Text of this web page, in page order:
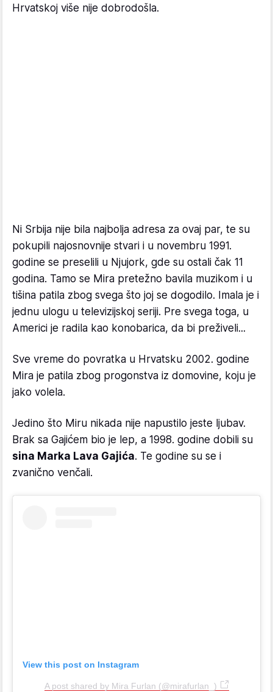
Hrvatskoj više nije dobrodošla.
Ni Srbija nije bila najbolja adresa za ovaj par, te su
pokupili najosnovnije stvari i u novembru 1991.
godine se preselili u Njujork, gde su ostali čak 11
godina. Tamo se Mira pretežno bavila muzikom i u
tišina patila zbog svega što joj se dogodilo. Imala je i
jednu ulogu u televizijskoj seriji. Pre svega toga, u
Americi je radila kao konobarica, da bi preživeli...
Sve vreme do povratka u Hrvatsku 2002. godine
Mira je patila zbog progonstva iz domovine, koju je
jako volela.
Jedino što Miru nikada nije napustilo jeste ljubav.
Brak sa Gajićem bio je lep, a 1998. godine dobili su
sina Marka Lava Gajića. Te godine su se i
zvanično venčali.
View this post on Instagram
A post shared by Mira Furlan (@mirafurlan_)